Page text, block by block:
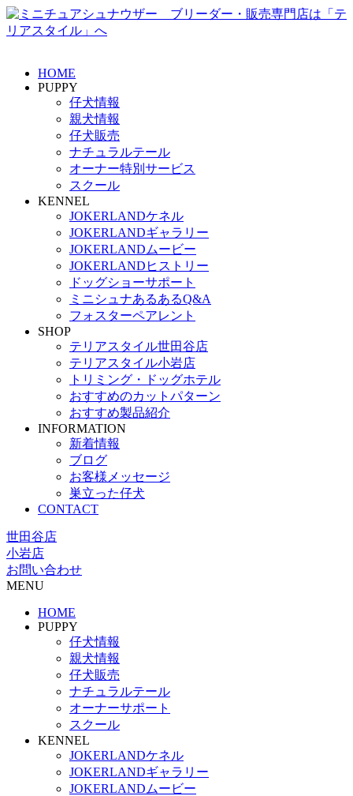
HOME
PUPPY
仔犬情報
親犬情報
仔犬販売
ナチュラルテール
オーナー特別サービス
スクール
KENNEL
JOKERLANDケネル
JOKERLANDギャラリー
JOKERLANDムービー
JOKERLANDヒストリー
ドッグショーサポート
ミニシュナあるあるQ&A
フォスターペアレント
SHOP
テリアスタイル世田谷店
テリアスタイル小岩店
トリミング・ドッグホテル
おすすめのカットパターン
おすすめ製品紹介
INFORMATION
新着情報
ブログ
お客様メッセージ
巣立った仔犬
CONTACT
世田谷店
小岩店
お問い合わせ
MENU
HOME
PUPPY
仔犬情報
親犬情報
仔犬販売
ナチュラルテール
オーナーサポート
スクール
KENNEL
JOKERLANDケネル
JOKERLANDギャラリー
JOKERLANDムービー